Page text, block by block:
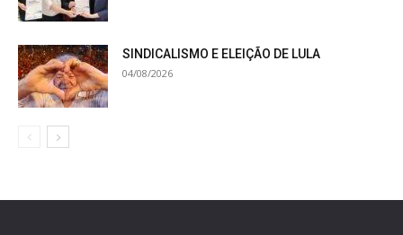
SINDICALISMO E ELEIÇÃO DE LULA
04/08/2026